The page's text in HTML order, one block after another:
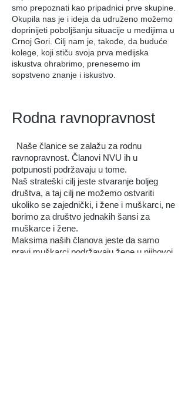
smo prepoznati kao pripadnici prve skupine.
Okupila nas je i ideja da udruženo možemo
doprinijeti poboljšanju situacije u medijima u
Crnoj Gori. Cilj nam je, takođe, da buduće
kolege, koji stiču svoja prva medijska
iskustva ohrabrimo, prenesemo im
sopstveno znanje i iskustvo.
Rodna ravnopravnost
Naše članice se zalažu za rodnu
ravnopravnost. Članovi NVU ih u
potpunosti podržavaju u tome.
Naš strateški cilj jeste stvaranje boljeg
društva, a taj cilj ne možemo ostvariti
ukoliko se zajednički, i žene i muškarci, ne
borimo za društvo jednakih šansi za
muškarce i žene.
Maksima naših članova jeste da samo
pravi muškarci podržavaju žene u njihovoj